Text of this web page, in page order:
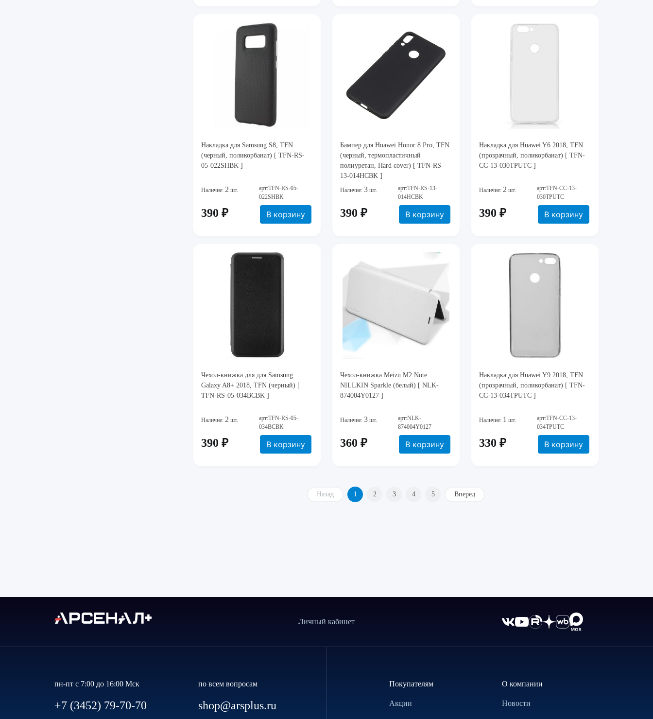
Накладка для Samsung S8, TFN
(черный, поликорбанат) [ TFN-RS-
05-022SHBK ]
Наличие: 2 шт.
арт:TFN-RS-05-
022SHBK
390 ₽ В корзину
Бампер для Huawei Honor 8 Pro, TFN
(черный, термопластичный
полиуретан, Hard cover) [ TFN-RS-
13-014HCBK ]
Наличие: 3шт.
арт:TFN-RS-13-
014HCBK
390 ₽ В корзину
Накладка для Huawei Y6 2018, TFN
(прозрачный, поликорбанат) [ TFN-
CC-13-030TPUTC ]
Наличие: 2 шт.
арт:TFN-CC-13-
030TPUTC
390 ₽ В корзину
Чехол-книжка для для Samsung
Galaxy A8+ 2018, TFN (черный) [
TFN-RS-05-034BCBK ]
Наличие: 2 шт.
арт:TFN-RS-05-
034BCBK
390 ₽ В корзину
Чехол-книжка Meizu M2 Note
NILLKIN Sparkle (белый) [ NLK-
874004Y0127 ]
Наличие: 3шт.
арт:NLK-
874004Y0127
360 ₽ В корзину
Накладка для Huawei Y9 2018, TFN
(прозрачный, поликорбанат) [ TFN-
CC-13-034TPUTC ]
Наличие: 1 шт.
арт:TFN-CC-13-
034TPUTC
330 ₽ В корзину
Назад 1 2 3 4 5 Вперед
Личный кабинет
пн-пт с 7:00 до 16:00 Мск
+7 (3452) 79-70-70
по всем вопросам
shop@arsplus.ru
Покупателям
Акции
О компании
Новости